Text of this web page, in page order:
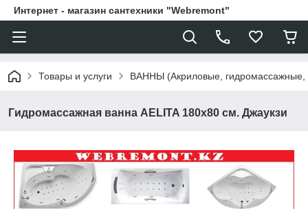
Интернет - магазин сантехники "Webremont"
Товары и услуги ВАННЫ (Акриловые,
Гидромассажная ванна AELITA 180х80 см. Джаукзи